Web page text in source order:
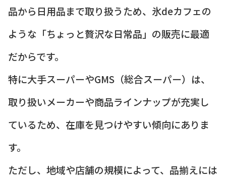
品から日用品まで取り扱うため、氷deカフェの
ような「ちょっと贅沢な日常品」の販売に最適
だからです。
特に大手スーパーやGMS（総合スーパー）は、
取り扱いメーカーや商品ラインナップが充実し
ているため、在庫を見つけやすい傾向にありま
す。
ただし、地域や店舗の規模によって、品揃えには